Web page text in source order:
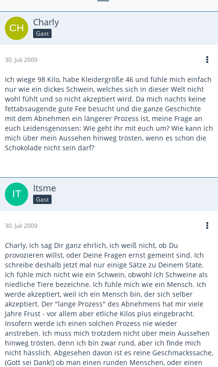
Charly
Gast
30. Juli 2009
Ich wiege 98 Kilo, habe Kleidergröße 46 und fühle mich einfach
nur wie ein dickes Schwein, welches sich in dieser Welt nicht
wohl fühlt und so nicht akzeptiert wird. Da mich nachts keine
fettabsaugende gute Fee besucht und die ganze Geschichte
mit dem Abnehmen ein längerer Prozess ist, meine Frage an
euch Leidensgenossen: Wie geht ihr mit euch um? Wie kann ich
mich über mein Aussehen hinweg trösten, wenn es schon die
Schokolade nicht sein darf?
Itsme
Gast
30. Juli 2009
Charly, ich sag Dir ganz ehrlich, ich weiß nicht, ob Du
provozieren willst, oder Deine Fragen ernst gemeint sind. Ich
schreibe deshalb jetzt mal nur einige Sätze zu Deinem State.
Ich fühle mich nicht wie ein Schwein, obwohl ich Schweine als
niedliche Tiere bezeichne. Ich fühle mich wie ein Mensch. Ich
werde akzeptiert, weil ich ein Mensch bin, der sich selber
akzeptiert. Der "lange Prozess" des Abnehmens hat mir viele
Jahre Frust - vor allem aber etliche Kilos plus eingebracht.
Insofern werde ich einen solchen Prozess nie wieder
anstreben. Ich muss mich trotzdem nicht über mein Aussehen
hinweg trösten, denn ich bin zwar rund, aber ich finde mich
nicht hässlich. Abgesehen davon ist es reine Geschmackssache,
(Gott sei Dank!) ob man einen runden Menschen, oder einen